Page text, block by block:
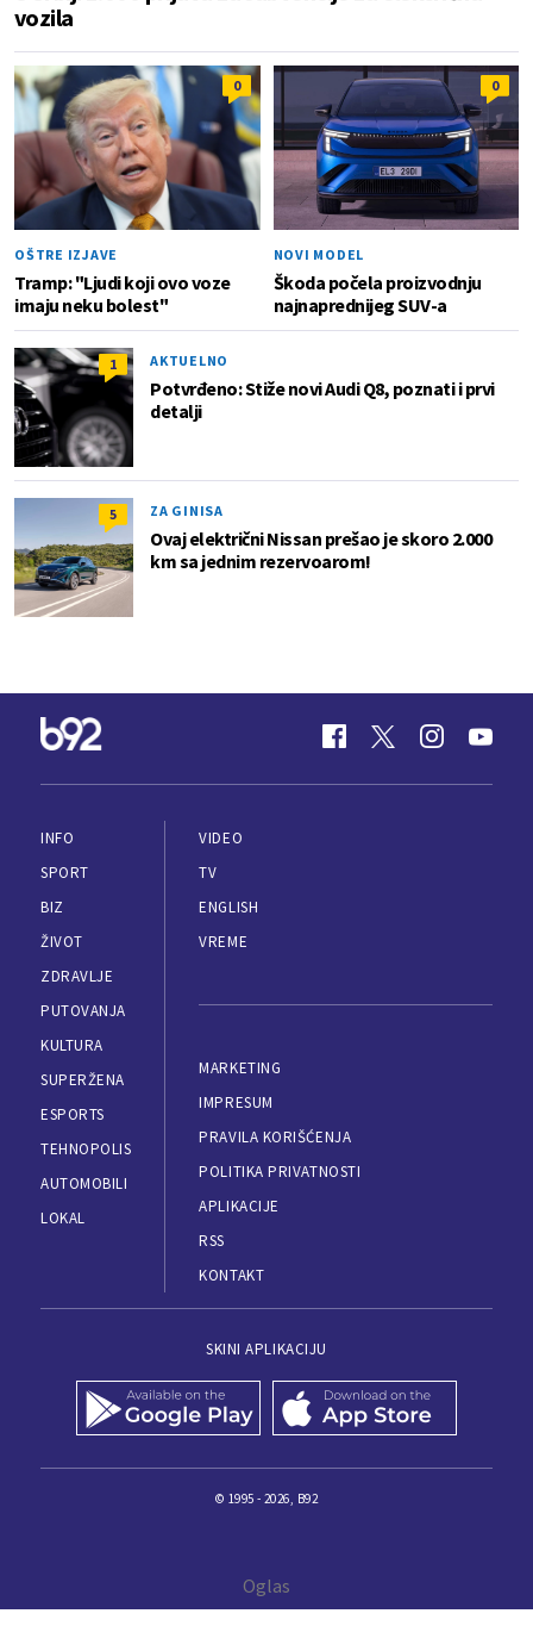
vozila
0
OŠTRE IZJAVE
Tramp: "Ljudi koji ovo voze
imaju neku bolest"
0
NOVI MODEL
Škoda počela proizvodnju
najnaprednijeg SUV-a
1 AKTUELNO
Potvrđeno: Stiže novi Audi Q8, poznati i prvi
detalji
5 ZA GINISA
Ovaj električni Nissan prešao je skoro 2.000
km sa jednim rezervoarom!
INFO
SPORT
BIZ
ŽIVOT
ZDRAVLJE
PUTOVANJA
KULTURA
SUPERŽENA
ESPORTS
TEHNOPOLIS
AUTOMOBILI
LOKAL
VIDEO
TV
ENGLISH
VREME
MARKETING
IMPRESUM
PRAVILA KORIŠĆENJA
POLITIKA PRIVATNOSTI
APLIKACIJE
RSS
KONTAKT
SKINI APLIKACIJU
© 1995 - 2026, B92